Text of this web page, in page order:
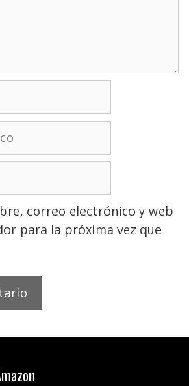
correo electrónico y web
para la próxima vez que